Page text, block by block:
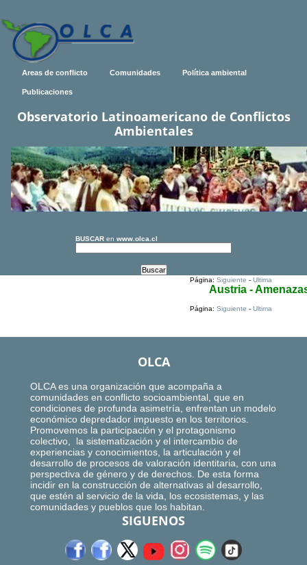
Areas de conflicto Comunidades Política ambiental
Publicaciones
Observatorio Latinoamericano de Conflictos
Ambientales
BUSCAR en www.olca.cl
Página:Siguiente -Ultima
Austria -
Página:Siguiente -Ultima
OLCA
OLCA es una organización que acompaña a
comunidades en conflicto socioambiental, que en
condiciones de profunda asimetría, enfrentan un modelo
económico depredador impuesto en los territorios.
Promovemos la participación y el protagonismo
colectivo, la sistematización y el intercambio de
experiencias y conocimientos, la articulación y el
desarrollo de procesos de valoración identitaria, con una
perspectiva de género y de derechos. De esta forma
incidir en la construcción de alternativas al desarrollo,
que estén al servicio de la vida, los ecosistemas, y las
comunidades y pueblos que los habitan.
SIGUENOS